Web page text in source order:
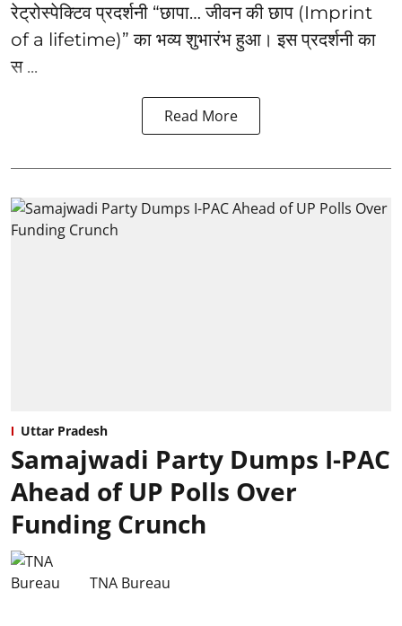
रेट्रोस्पेक्टिव प्रदर्शनी “छापा… जीवन की छाप (Imprint
of a lifetime)” का भव्य शुभारंभ हुआ। इस प्रदर्शनी का
स ...
Read More
Uttar Pradesh
Samajwadi Party Dumps I-PAC
Ahead of UP Polls Over
Funding Crunch
TNA Bureau